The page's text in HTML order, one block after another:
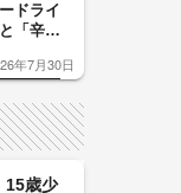
ドライ
「辛
み頃の
年7月30日
15歳少